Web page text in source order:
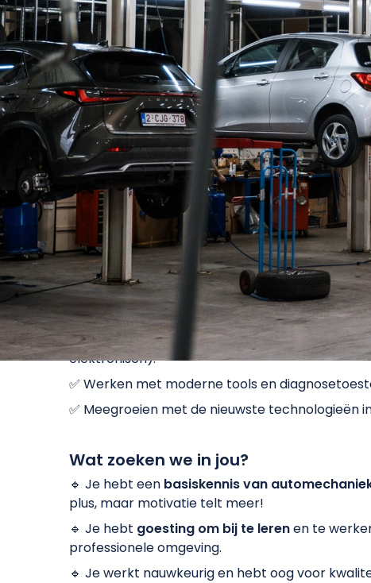
🔧Technieker gezocht bij CIAC – Met passie
Ben jij iemand met een basis in mechanieken
goestingom bij te leren? BijCIAC Gentgeloven
investeren we graag in jouw groei. Of je nu al
klaar bent om je technische skills naar een
bij ons krijg je de kans om je verder te
Wat ga je doen?
✅ Onderhoud en herstellingen aan
bedrijfsvoertuigen.
✅ Diagnoses stellen en storingen oplossen
elektronisch).
✅ Werken met moderne tools en
✅ Meegroeien met de nieuwste technologieën
Wat zoeken we in jou?
🔹 Je hebt een basiskennis van
plus, maar motivatie telt meer!
🔹 Je hebt goesting om bij te lerenen te
professionele omgeving.
🔹 Je werkt nauwkeurig en hebt oog voor